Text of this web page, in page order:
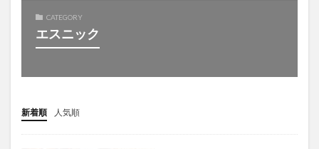
CATEGORY
エスニック
新着順 人気順